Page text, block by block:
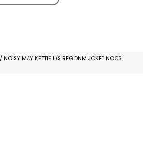
/ NOISY MAY KETTIE L/S REG DNM JCKET NOOS